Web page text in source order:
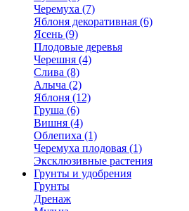
Черемуха (7)
Яблоня декоративная (6)
Ясень (9)
Плодовые деревья
Черешня (4)
Слива (8)
Алыча (2)
Яблоня (12)
Груша (6)
Вишня (4)
Облепиха (1)
Черемуха плодовая (1)
Эксклюзивные растения
Грунты и удобрения
Грунты
Дренаж